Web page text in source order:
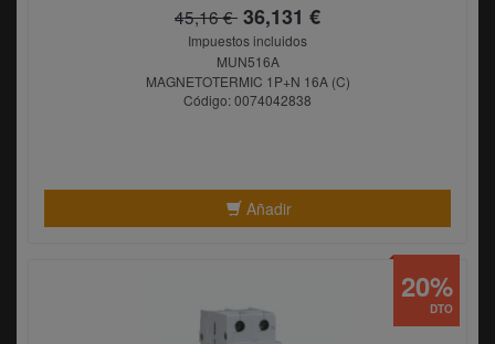
45,16 € 36,131 €
Impuestos incluidos
MUN516A
MAGNETOTERMIC 1P+N 16A (C)
Código: 0074042838
Añadir
DTO
20%